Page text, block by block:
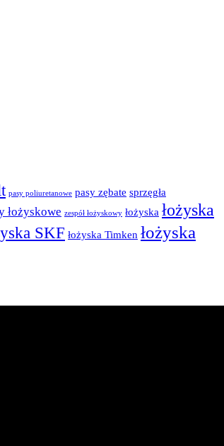
pasy poliuretanowe pasy zębate sprzęgła
łożyskowe zespół łożyskowy łożyska łożyska
SKF łożyska Timken łożyska
jakość. Elementem tocznym są w nich